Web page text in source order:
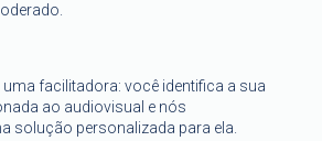
facilitadora: você identifica a sua
ao audiovisual e nós
solução personalizada para ela.